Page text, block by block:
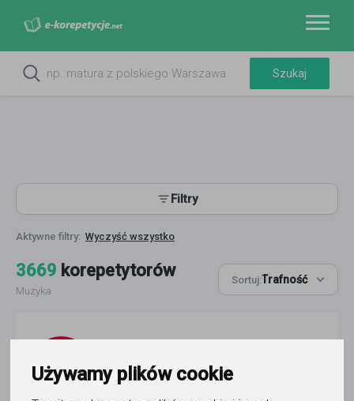
Używamy plików cookie
Filtry
Wyczyść wszystko
3669 korepetytorów
Muzyka
Sortuj:Trafność